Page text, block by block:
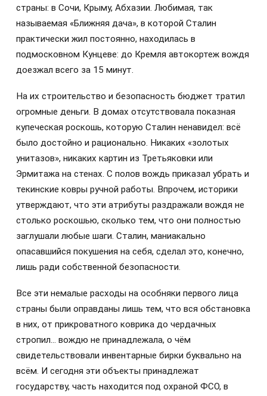
страны: в Сочи, Крыму, Абхазии. Любимая, так
называемая «Ближняя дача», в которой Сталин
практически жил постоянно, находилась в
подмосковном Кунцеве: до Кремля автокортеж вождя
доезжал всего за 15 минут.
На их строительство и безопасность бюджет тратил
огромные деньги. В домах отсутствовала показная
купеческая роскошь, которую Сталин ненавидел: всё
было достойно и рационально. Никаких «золотых
унитазов», никаких картин из Третьяковки или
Эрмитажа на стенах. С полов вождь приказал убрать и
текинские ковры ручной работы. Впрочем, историки
утверждают, что эти атрибуты раздражали вождя не
столько роскошью, сколько тем, что они полностью
заглушали любые шаги. Сталин, маниакально
опасавшийся покушения на себя, сделал это, конечно,
лишь ради собственной безопасности.
Все эти немалые расходы на особняки первого лица
страны были оправданы лишь тем, что вся обстановка
в них, от прикроватного коврика до чердачных
стропил… вождю не принадлежала, о чём
свидетельствовали инвентарные бирки буквально на
всём. И сегодня эти объекты принадлежат
государству, часть находится под охраной ФСО, в